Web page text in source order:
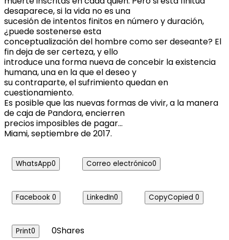
desaparece, si la vida no es una
sucesión de intentos finitos en número y duración,
¿puede sostenerse esta
conceptualización del hombre como ser deseante? El
fin deja de ser certeza, y ello
introduce una forma nueva de concebir la existencia
humana, una en la que el deseo y
su contraparte, el sufrimiento quedan en
cuestionamiento.
Es posible que las nuevas formas de vivir, a la manera
de caja de Pandora, encierren
precios imposibles de pagar…
Miami, septiembre de 2017.
WhatsApp0 Correo electrónico0
Facebook 0 LinkedIn0 CopyCopied 0
Print0 0Shares